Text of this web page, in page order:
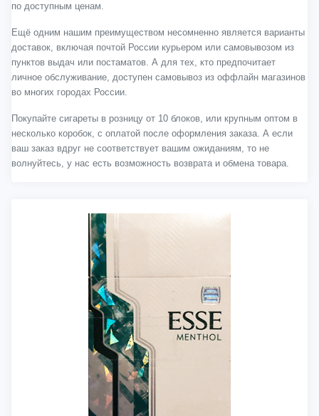
по доступным ценам.
Ещё одним нашим преимуществом несомненно является варианты
доставок, включая почтой России курьером или самовывозом из
пунктов выдач или постаматов. А для тех, кто предпочитает
личное обслуживание, доступен самовывоз из оффлайн магазинов
во многих городах России.
Покупайте сигареты в розницу от 10 блоков, или крупным оптом в
несколько коробок, с оплатой после оформления заказа. А если
ваш заказ вдруг не соответствует вашим ожиданиям, то не
волнуйтесь, у нас есть возможность возврата и обмена товара.